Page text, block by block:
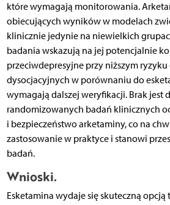
które wymagają monitorowania.
obiecujących wyników w modelach
klinicznie jedynie na niewielkich
badania wskazują na jej potencjalnie
przeciwdepresyjne przy niższym
dysocjacyjnych w porównaniu do
wymagają dalszej weryfikacji. Brak jest
randomizowanych badań klinicznych
i bezpieczeństwo arketaminy, co na
zastosowanie w praktyce i stanowi
badań.
Wnioski.
Esketamina wydaje się skuteczną